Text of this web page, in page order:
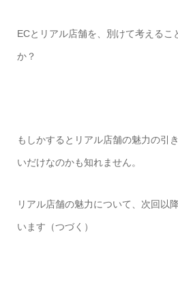
ECとリアル店舗を、別けて考えるこ
か？
もしかするとリアル店舗の魅力の引
いだけなのかも知れません。
リアル店舗の魅力について、次回以
います（つづく）